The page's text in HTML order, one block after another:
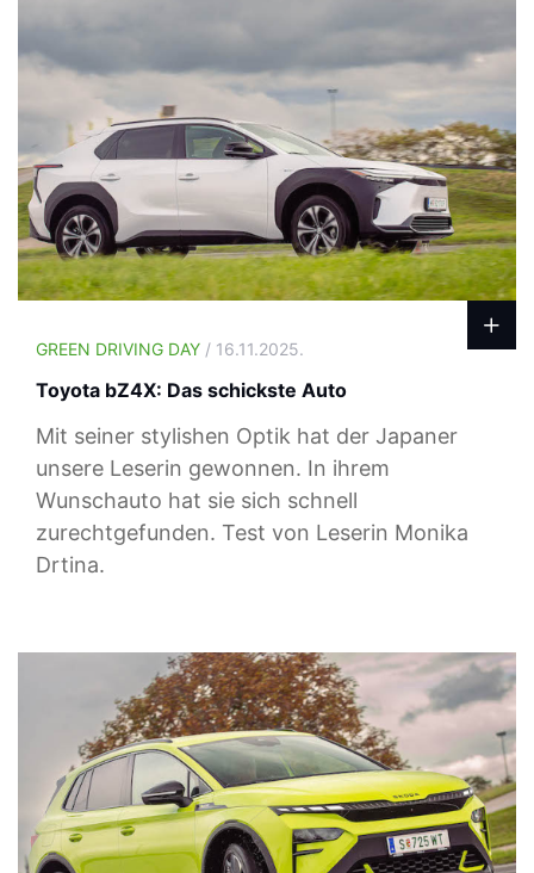
GREEN DRIVING DAY / 16.11.2025.
Toyota bZ4X: Das schickste Auto
Mit seiner stylishen Optik hat der Japaner
unsere Leserin gewonnen. In ihrem
Wunschauto hat sie sich schnell
zurechtgefunden. Test von Leserin Monika
Drtina.